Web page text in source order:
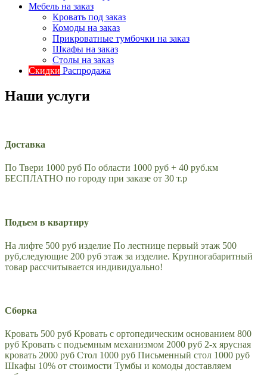
Мебель на заказ
Кровать под заказ
Комоды на заказ
Прикроватные тумбочки на заказ
Шкафы на заказ
Столы на заказ
Скидки Распродажа
Наши услуги
Доставка
По Твери 1000 руб По области 1000 руб + 40 руб.км
БЕСПЛАТНО по городу при заказе от 30 т.р
Подъем в квартиру
На лифте 500 руб изделие По лестнице первый этаж 500
руб,следующие 200 руб этаж за изделие. Крупногабаритный
товар рассчитывается индивидуально!
Сборка
Кровать 500 руб Кровать с ортопедическим основанием 800
руб Кровать с подъемным механизмом 2000 руб 2-х ярусная
кровать 2000 руб Стол 1000 руб Письменный стол 1000 руб
Шкафы 10% от стоимости Тумбы и комоды доставляем